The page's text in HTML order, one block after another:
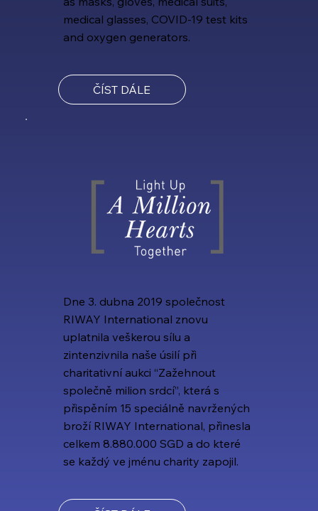
medical glasses, COVID-19 test kits
and oxygen generators.
ČÍST DÁLE
Dne 3. dubna 2019 společnost
RIWAY International znovu
uplatnila veškerou sílu a
zintenzivnila naše úsilí při
charitativní aukci “Zažehnout
společně milion srdcí”, která s
přispěním 15 speciálně navržených
broží RIWAY International, přinesla
celkem 8.880.000 SGD a do které
se každý ve jménu charity zapojil.